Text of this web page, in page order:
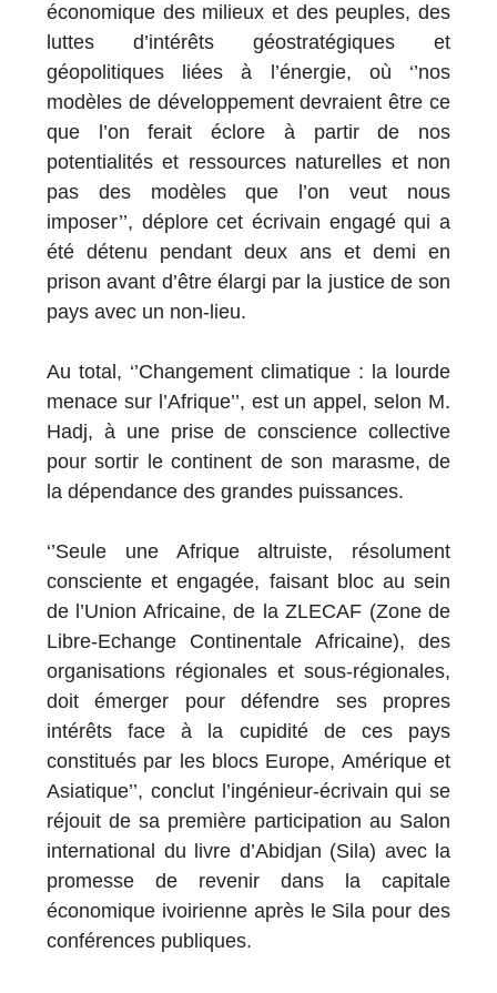
économique des milieux et des peuples, des
luttes d’intérêts géostratégiques et
géopolitiques liées à l’énergie, où ‘’nos
modèles de développement devraient être ce
que l’on ferait éclore à partir de nos
potentialités et ressources naturelles et non
pas des modèles que l’on veut nous
imposer’’, déplore cet écrivain engagé qui a
été détenu pendant deux ans et demi en
prison avant d’être élargi par la justice de son
pays avec un non-lieu.
Au total, ‘’Changement climatique : la lourde
menace sur l’Afrique’’, est un appel, selon M.
Hadj, à une prise de conscience collective
pour sortir le continent de son marasme, de
la dépendance des grandes puissances.
‘’Seule une Afrique altruiste, résolument
consciente et engagée, faisant bloc au sein
de l’Union Africaine, de la ZLECAF (Zone de
Libre-Echange Continentale Africaine), des
organisations régionales et sous-régionales,
doit émerger pour défendre ses propres
intérêts face à la cupidité de ces pays
constitués par les blocs Europe, Amérique et
Asiatique’’, conclut l’ingénieur-écrivain qui se
réjouit de sa première participation au Salon
international du livre d’Abidjan (Sila) avec la
promesse de revenir dans la capitale
économique ivoirienne après le Sila pour des
conférences publiques.